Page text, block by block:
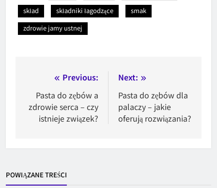
skład
składniki łagodzące
smak
zdrowie jamy ustnej
Nawigacja
wpisu
Previous:
Pasta do zębów a
zdrowie serca – czy
istnieje związek?
Next:
Pasta do zębów dla
palaczy – jakie
oferują rozwiązania?
POWIĄZANE TREŚCI